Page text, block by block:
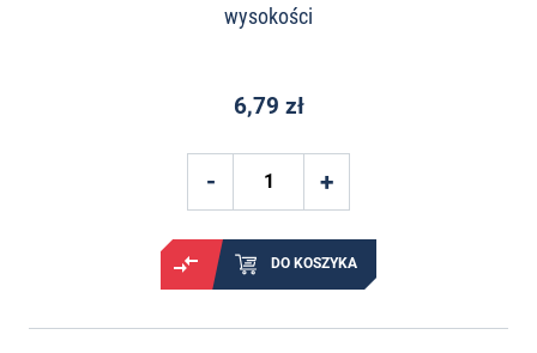
wysokości
6,79 zł
DO KOSZYKA